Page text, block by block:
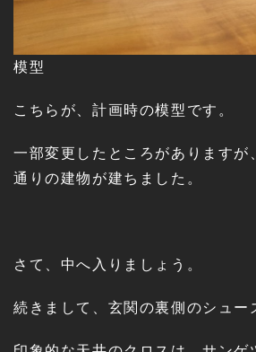
模型
こちらが、計画時の模型です。
一部変更したところがありますが
通りの建物が建ちました。
さて、中へ入りましょう。
続きまして、玄関の裏側のシュー